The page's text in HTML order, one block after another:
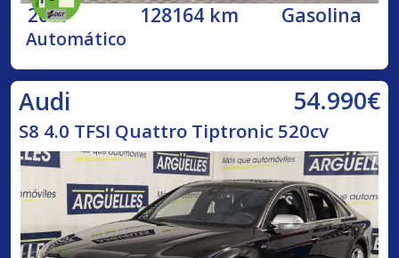
2017 128164 km Gasolina
Automático
Audi 54.990€
S8 4.0 TFSI Quattro Tiptronic 520cv